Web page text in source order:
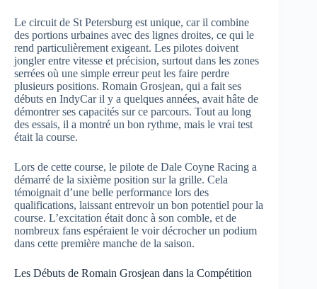
Le circuit de St Petersburg est unique, car il combine
des portions urbaines avec des lignes droites, ce qui le
rend particulièrement exigeant. Les pilotes doivent
jongler entre vitesse et précision, surtout dans les zones
serrées où une simple erreur peut les faire perdre
plusieurs positions. Romain Grosjean, qui a fait ses
débuts en IndyCar il y a quelques années, avait hâte de
démontrer ses capacités sur ce parcours. Tout au long
des essais, il a montré un bon rythme, mais le vrai test
était la course.
Lors de cette course, le pilote de Dale Coyne Racing a
démarré de la sixième position sur la grille. Cela
témoignait d’une belle performance lors des
qualifications, laissant entrevoir un bon potentiel pour la
course. L’excitation était donc à son comble, et de
nombreux fans espéraient le voir décrocher un podium
dans cette première manche de la saison.
Les Débuts de Romain Grosjean dans la Compétition